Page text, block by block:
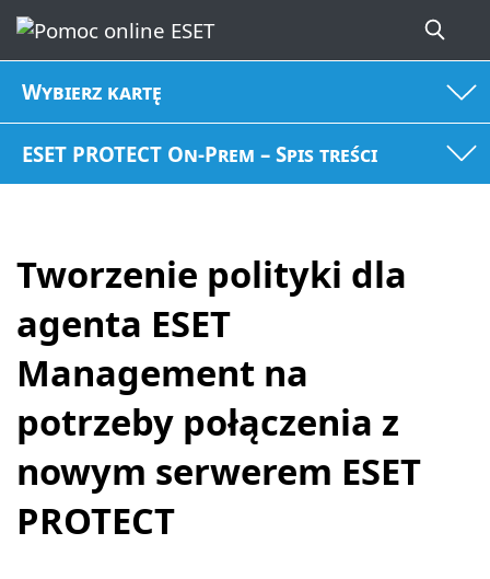
Wybierz kartę
ESET PROTECT On-Prem – Spis treści
Tworzenie polityki dla
agenta ESET
Management na
potrzeby połączenia z
nowym serwerem ESET
PROTECT